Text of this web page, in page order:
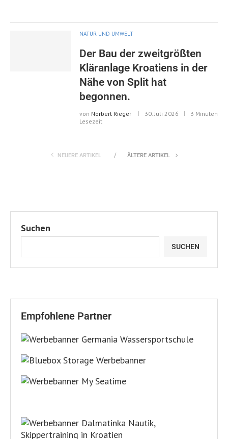
NATUR UND UMWELT
Der Bau der zweitgrößten
Kläranlage Kroatiens in der
Nähe von Split hat
begonnen.
von Norbert Rieger 30. Juli 2026
3 Minuten
Lesezeit
NEUERE ARTIKEL ÄLTERE ARTIKEL
Suchen
SUCHEN
Empfohlene Partner